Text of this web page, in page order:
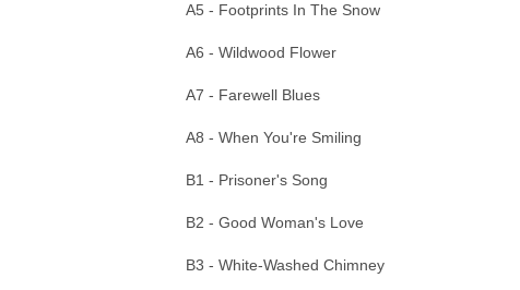
A5 - Footprints In The Snow
A6 - Wildwood Flower
A7 - Farewell Blues
A8 - When You're Smiling
B1 - Prisoner's Song
B2 - Good Woman's Love
B3 - White-Washed Chimney